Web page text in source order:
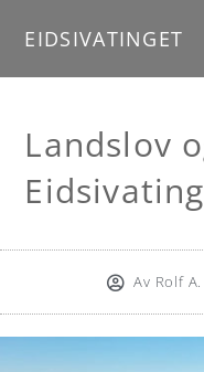
EIDSIVATINGET
Landslov
Av Rolf